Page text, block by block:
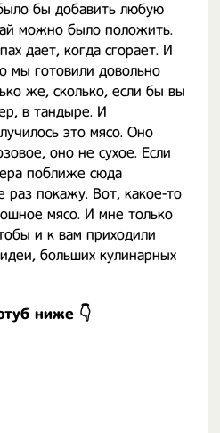
бы добавить любую
можно было положить.
дает, когда сгорает. И
мы готовили довольно
же, сколько, если бы вы
в тандыре. И
это мясо. Оно
оно не сухое. Если
поближе сюда
раз покажу. Вот, какое-то
мясо. И мне только
и к вам приходили
больших кулинарных
ниже 👇